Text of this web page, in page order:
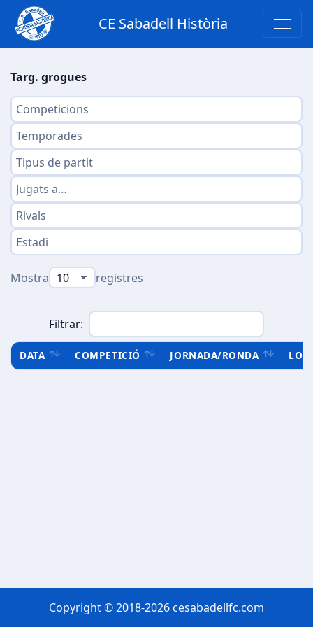
CE Sabadell Història
Targ. grogues
Mostra registres
Filtrar:
DATA COMPETICIÓ JORNADA/RONDA
Copyright © 2018-2026 cesabadellfc.com